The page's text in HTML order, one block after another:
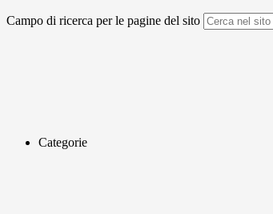
Campo di ricerca per le pagine del sito
Categorie